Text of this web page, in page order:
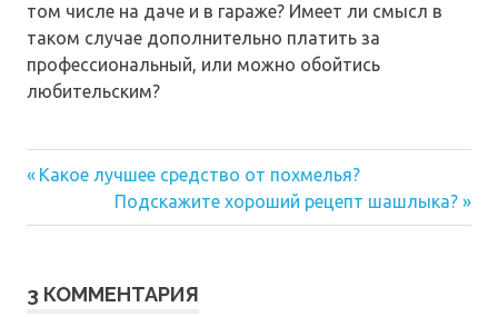
том числе на даче и в гараже? Имеет ли смысл в
таком случае дополнительно платить за
профессиональный, или можно обойтись
любительским?
Навигация
по
Предыдущая
Какое лучшее средство от похмелья?
Следующая
запись:
Подскажите хороший рецепт шашлыка?
3 КОММЕНТАРИЯ